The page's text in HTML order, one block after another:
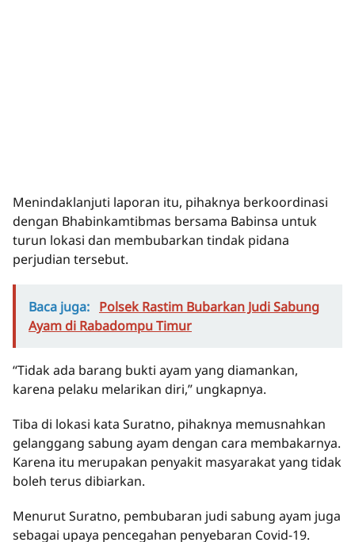
Menindaklanjuti laporan itu, pihaknya berkoordinasi
dengan Bhabinkamtibmas bersama Babinsa untuk
turun lokasi dan membubarkan tindak pidana
perjudian tersebut.
Baca juga: Polsek Rastim Bubarkan Judi Sabung
Ayam di Rabadompu Timur
“Tidak ada barang bukti ayam yang diamankan,
karena pelaku melarikan diri,” ungkapnya.
Tiba di lokasi kata Suratno, pihaknya memusnahkan
gelanggang sabung ayam dengan cara membakarnya.
Karena itu merupakan penyakit masyarakat yang tidak
boleh terus dibiarkan.
Menurut Suratno, pembubaran judi sabung ayam juga
sebagai upaya pencegahan penyebaran Covid-19.